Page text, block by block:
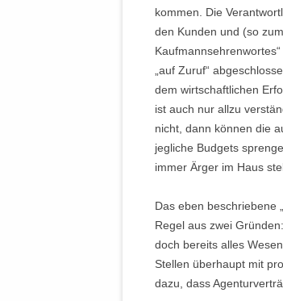
kommen. Die
den Kunden und (so
„auf Zuruf“
dem wirtschaftlichen
ist auch nur allzu
nicht, dann können die
jegliche Budgets
immer Ärger im Haus
Das eben beschriebene
Regel aus zwei
doch bereits alles
Stellen überhaupt mit
dazu, dass